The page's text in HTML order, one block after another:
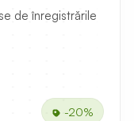
de înregistrările
-20%